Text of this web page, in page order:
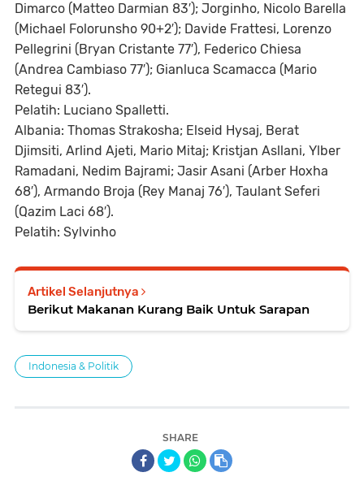
Dimarco (Matteo Darmian 83′); Jorginho, Nicolo Barella
(Michael Folorunsho 90+2′); Davide Frattesi, Lorenzo
Pellegrini (Bryan Cristante 77′), Federico Chiesa
(Andrea Cambiaso 77′); Gianluca Scamacca (Mario
Retegui 83′).
Pelatih: Luciano Spalletti.
Albania: Thomas Strakosha; Elseid Hysaj, Berat
Djimsiti, Arlind Ajeti, Mario Mitaj; Kristjan Asllani, Ylber
Ramadani, Nedim Bajrami; Jasir Asani (Arber Hoxha
68′), Armando Broja (Rey Manaj 76′), Taulant Seferi
(Qazim Laci 68′).
Pelatih: Sylvinho
Artikel Selanjutnya
Berikut Makanan Kurang Baik Untuk Sarapan
Indonesia & Politik
SHARE